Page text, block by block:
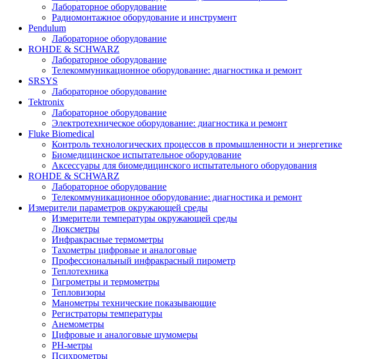
Лабораторное оборудование
Радиомонтажное оборудование и инструмент
Pendulum
Лабораторное оборудование
ROHDE & SCHWARZ
Лабораторное оборудование
Телекоммуникационное оборудование: диагностика и ремонт
SRSYS
Лабораторное оборудование
Tektronix
Лабораторное оборудование
Электротехническое оборудование: диагностика и ремонт
Fluke Biomedical
Контроль технологических процессов в промышленности и энергетике
Биомедицинское испытательное оборудование
Аксессуары для биомедицинского испытательного оборудования
ROHDE & SCHWARZ
Лабораторное оборудование
Телекоммуникационное оборудование: диагностика и ремонт
Измерители параметров окружающей среды
Измерители температуры окружающей среды
Люксметры
Инфракрасные термометры
Тахометры цифровые и аналоговые
Профессиональный инфракрасный пирометр
Теплотехника
Гигрометры и термометры
Тепловизоры
Манометры технические показывающие
Регистраторы температуры
Анемометры
Цифровые и аналоговые шумомеры
PH-метры
Психрометры